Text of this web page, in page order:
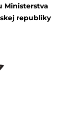
Ministerstva
republiky